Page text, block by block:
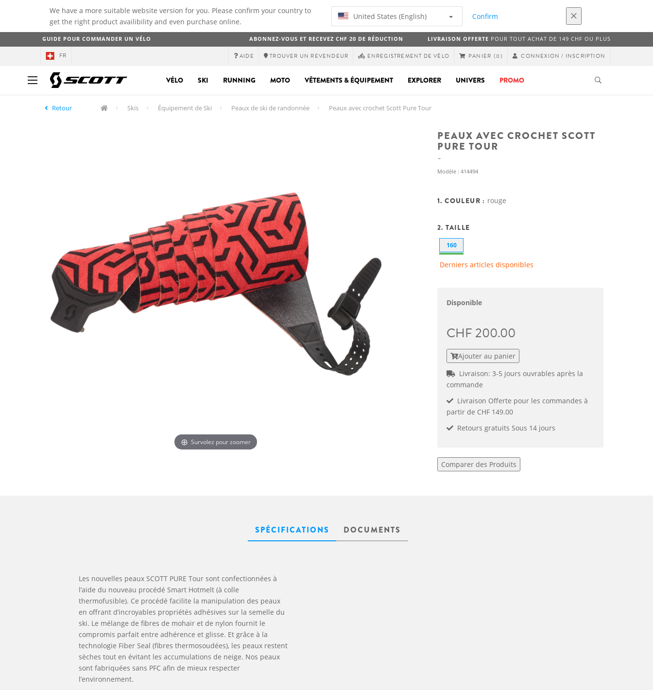
We have a more suitable website version for you. Please confirm your country to
get the right product availibility and even purchase online.
United States (English) Confirm
GUIDE POUR COMMANDER UN VÉLO ABONNEZ-VOUS ET RECEVEZ CHF 20 DE RÉDUCTION LIVRAISON OFFERTE POUR TOUT ACHAT DE 149 CHF OU PLUS
FR AIDE TROUVER UN REVENDEUR ENREGISTREMENT DE VÉLO PANIER (0) CONNEXION / INSCRIPTION
VÉLO SKI RUNNING MOTO VÊTEMENTS & ÉQUIPEMENT EXPLORER UNIVERS PROMO
Retour Skis Équipement de Ski Peaux de ski de randonnée Peaux avec crochet Scott Pure Tour
PEAUX AVEC CROCHET SCOTT
PURE TOUR
Modèle : 414494
Survolez pour zoomer
1. COULEUR : rouge
2. TAILLE
160
Derniers articles disponibles
Disponible
CHF 200.00
Ajouter au panier
Livraison: 3-5 jours ouvrables après la
commande
Livraison Offerte pour les commandes à
partir de CHF 149.00
Retours gratuits Sous 14 jours
Comparer des Produits
SPÉCIFICATIONS DOCUMENTS
Les nouvelles peaux SCOTT PURE Tour sont confectionnées à
l’aide du nouveau procédé Smart Hotmelt (à colle
thermofusible). Ce procédé facilite la manipulation des peaux
en offrant d’incroyables propriétés adhésives sur la semelle du
ski. Le mélange de fibres de mohair et de nylon fournit le
compromis parfait entre adhérence et glisse. Et grâce à la
technologie Fiber Seal (fibres thermosoudées), les peaux restent
sèches tout en évitant les accumulations de neige. Nos peaux
sont fabriquées sans PFC afin de mieux respecter
l’environnement.